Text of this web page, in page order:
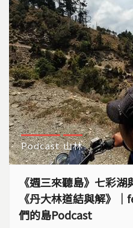
Podcast 山林
《週三來聽島》七彩
《丹大林道結與解》
們的島Podcast